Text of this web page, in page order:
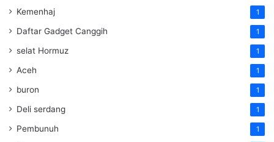
Kemenhaj 1
Daftar Gadget Canggih 1
selat Hormuz 1
Aceh 1
buron 1
Deli serdang 1
Pembunuh 1